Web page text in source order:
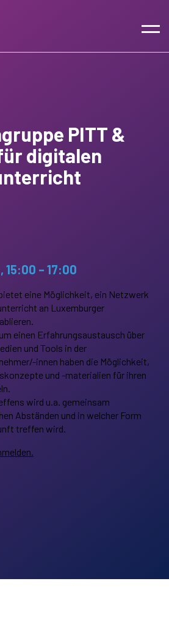
PITT &
digitalen
15:00 – 17:00
eine Möglichkeit, ein Netzwerk
an Luxemburger
einen Erfahrungsaustausch über
und Tools in der
innen haben die Möglichkeit,
und -materialien für ihren
wird u.a. gemeinsam
Abständen und in welcher Form
treffen wird.